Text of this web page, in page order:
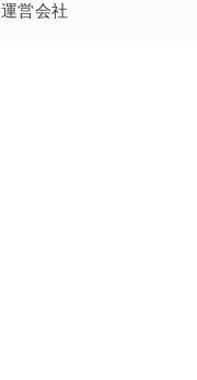
運営会社